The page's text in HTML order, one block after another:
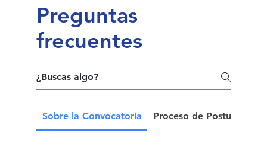
Preguntas
frecuentes
Sobre la Convocatoria Proceso de Postulación